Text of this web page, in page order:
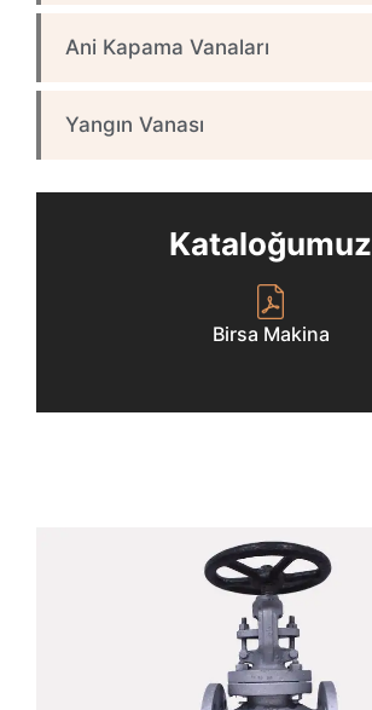
Ani Kapama Vanaları
Yangın Vanası
Kataloğumuz
Birsa Makina